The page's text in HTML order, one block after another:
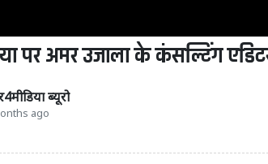
पर अमर उजाला के कंसल्टिंग
ब्यूरो
ago